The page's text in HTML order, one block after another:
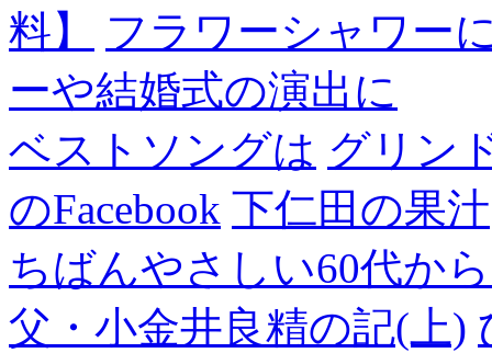
料】
フラワーシャワー
ーや結婚式の演出に
ベストソングは グリン
のFacebook 下仁田の果汁
ちばんやさしい60代から
父・小金井良精の記(上)